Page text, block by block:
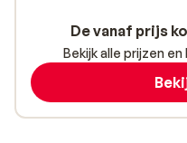
De vanaf prijs
Bekijk alle prijzen